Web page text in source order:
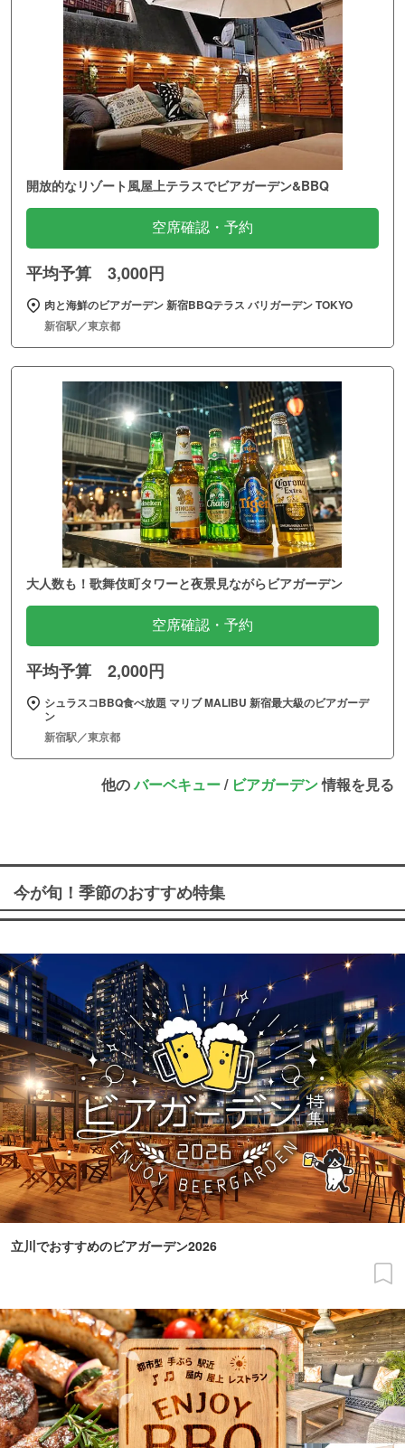
開放的なリゾート風屋上テラスでビアガーデン&BBQ
空席確認・予約
平均予算 3,000円
肉と海鮮のビアガーデン 新宿BBQテラス バリガーデン TOKYO
新宿駅／東京都
大人数も！歌舞伎町タワーと夜景見ながらビアガーデン
空席確認・予約
平均予算 2,000円
シュラスコBBQ食べ放題 マリブ MALIBU 新宿最大級のビアガーデ
ン
新宿駅／東京都
他のバーベキュー/ ビアガーデン情報を見る
今が旬！季節のおすすめ特集
立川でおすすめのビアガーデン2026